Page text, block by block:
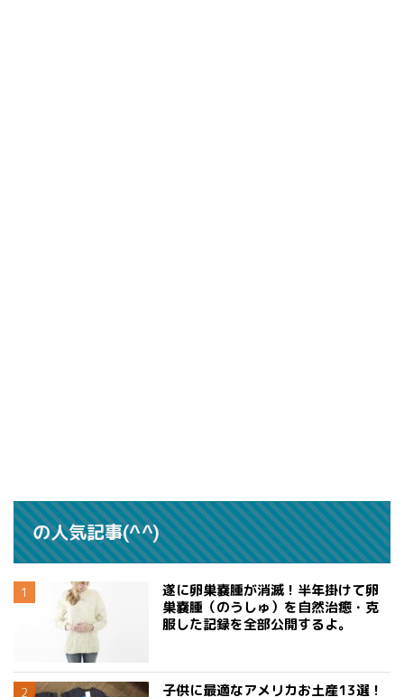
の人気記事(^^)
遂に卵巣嚢腫が消滅！半年掛けて卵
巣嚢腫（のうしゅ）を自然治癒・克
服した記録を全部公開するよ。
子供に最適なアメリカお土産13選！